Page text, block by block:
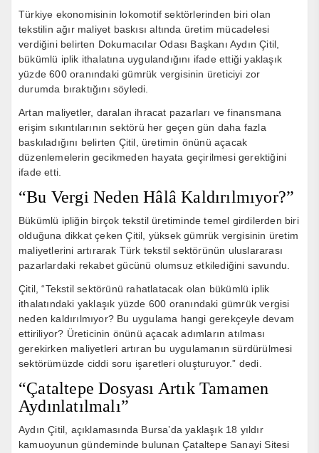
Türkiye ekonomisinin lokomotif sektörlerinden biri olan
tekstilin ağır maliyet baskısı altında üretim mücadelesi
verdiğini belirten Dokumacılar Odası Başkanı Aydın Çitil,
bükümlü iplik ithalatına uygulandığını ifade ettiği yaklaşık
yüzde 600 oranındaki gümrük vergisinin üreticiyi zor
durumda bıraktığını söyledi.
Artan maliyetler, daralan ihracat pazarları ve finansmana
erişim sıkıntılarının sektörü her geçen gün daha fazla
baskıladığını belirten Çitil, üretimin önünü açacak
düzenlemelerin gecikmeden hayata geçirilmesi gerektiğini
ifade etti.
“Bu Vergi Neden Hâlâ Kaldırılmıyor?”
Bükümlü ipliğin birçok tekstil üretiminde temel girdilerden biri
olduğuna dikkat çeken Çitil, yüksek gümrük vergisinin üretim
maliyetlerini artırarak Türk tekstil sektörünün uluslararası
pazarlardaki rekabet gücünü olumsuz etkilediğini savundu.
Çitil, “Tekstil sektörünü rahatlatacak olan bükümlü iplik
ithalatındaki yaklaşık yüzde 600 oranındaki gümrük vergisi
neden kaldırılmıyor? Bu uygulama hangi gerekçeyle devam
ettiriliyor? Üreticinin önünü açacak adımların atılması
gerekirken maliyetleri artıran bu uygulamanın sürdürülmesi
sektörümüzde ciddi soru işaretleri oluşturuyor.” dedi.
“Çataltepe Dosyası Artık Tamamen
Aydınlatılmalı”
Aydın Çitil, açıklamasında Bursa’da yaklaşık 18 yıldır
kamuoyunun gündeminde bulunan Çataltepe Sanayi Sitesi